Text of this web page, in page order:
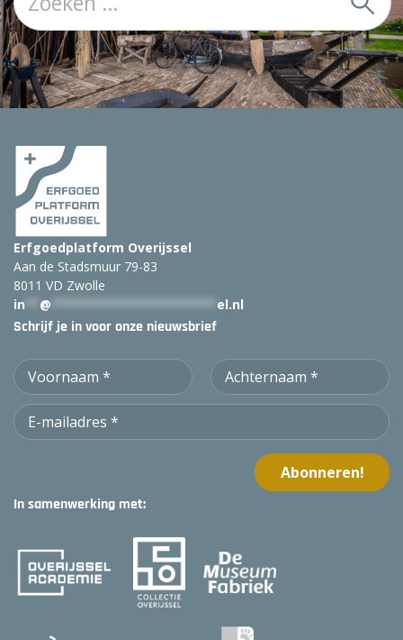
o
e
k
:
Erfgoedplatform Overijssel
Aan de Stadsmuur 79-83
8011 VD Zwolle
in
@ el.nl
Schrijf je in voor onze nieuwsbrief
In samenwerking met: